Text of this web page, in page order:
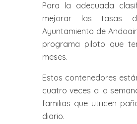
Para la adecuada
mejorar las tasas
Ayuntamiento de
programa piloto que
meses.
Estos contenedores
cuatro veces a la
familias que utilicen
diario.